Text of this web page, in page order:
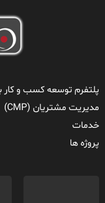
پلتفرم توسعه کسب و کار
مدیریت مشتریان (CMP)
خدمات
پروژه ها